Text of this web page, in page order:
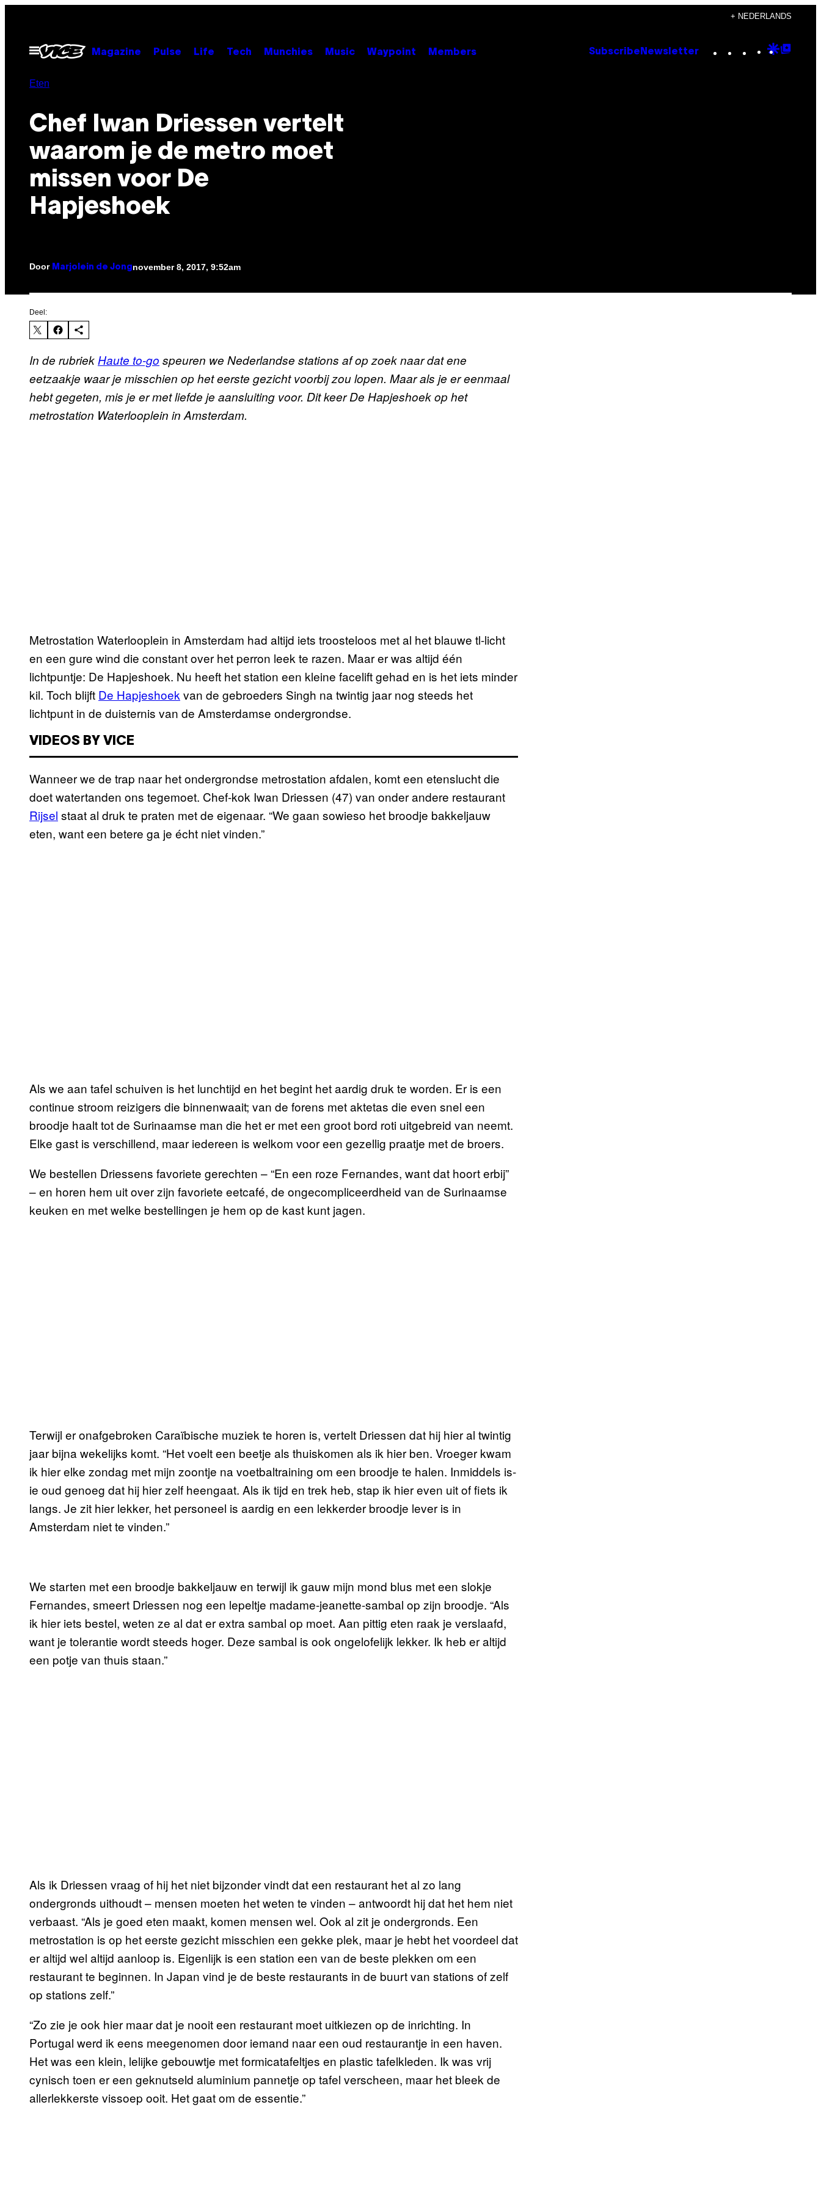
+ NEDERLANDS
Open
menu
Magazine Pulse Life Tech Munchies Music Waypoint Members Subscribe Newsletter Instagram
TikTok
YouTube
Google
Eten
Chef Iwan Driessen vertelt
waarom je de metro moet
missen voor De
Hapjeshoek
Door Marjolein de Jong november 8, 2017, 9:52am
Deel:
In de rubriekHaute to-go speuren we Nederlandse stations af op zoek naar dat ene
eetzaakje waar je misschien op het eerste gezicht voorbij zou lopen. Maar als je er eenmaal
hebt gegeten, mis je er met liefde je aansluiting voor. Dit keer De Hapjeshoek op het
metrostation Waterlooplein in Amsterdam.
Metrostation Waterlooplein in Amsterdam had altijd iets troosteloos met al het blauwe tl-licht
en een gure wind die constant over het perron leek te razen. Maar er was altijd één
lichtpuntje: De Hapjeshoek. Nu heeft het station een kleine facelift gehad en is het iets minder
kil. Toch blijft De Hapjeshoek van de gebroeders Singh na twintig jaar nog steeds het
lichtpunt in de duisternis van de Amsterdamse ondergrondse.
VIDEOS BY VICE
Wanneer we de trap naar het ondergrondse metrostation afdalen, komt een etenslucht die
doet watertanden ons tegemoet. Chef-kok Iwan Driessen (47) van onder andere restaurant
Rijsel staat al druk te praten met de eigenaar. “We gaan sowieso het broodje bakkeljauw
eten, want een betere ga je écht niet vinden.”
Als we aan tafel schuiven is het lunchtijd en het begint het aardig druk te worden. Er is een
continue stroom reizigers die binnenwaait; van de forens met aktetas die even snel een
broodje haalt tot de Surinaamse man die het er met een groot bord roti uitgebreid van neemt.
Elke gast is verschillend, maar iedereen is welkom voor een gezellig praatje met de broers.
We bestellen Driessens favoriete gerechten – “En een roze Fernandes, want dat hoort erbij”
– en horen hem uit over zijn favoriete eetcafé, de ongecompliceerdheid van de Surinaamse
keuken en met welke bestellingen je hem op de kast kunt jagen.
Terwijl er onafgebroken Caraïbische muziek te horen is, vertelt Driessen dat hij hier al twintig
jaar bijna wekelijks komt. “Het voelt een beetje als thuiskomen als ik hier ben. Vroeger kwam
ik hier elke zondag met mijn zoontje na voetbaltraining om een broodje te halen. Inmiddels is-
ie oud genoeg dat hij hier zelf heengaat. Als ik tijd en trek heb, stap ik hier even uit of fiets ik
langs. Je zit hier lekker, het personeel is aardig en een lekkerder broodje lever is in
Amsterdam niet te vinden.”
We starten met een broodje bakkeljauw en terwijl ik gauw mijn mond blus met een slokje
Fernandes, smeert Driessen nog een lepeltje madame-jeanette-sambal op zijn broodje. “Als
ik hier iets bestel, weten ze al dat er extra sambal op moet. Aan pittig eten raak je verslaafd,
want je tolerantie wordt steeds hoger. Deze sambal is ook ongelofelijk lekker. Ik heb er altijd
een potje van thuis staan.”
Als ik Driessen vraag of hij het niet bijzonder vindt dat een restaurant het al zo lang
ondergronds uithoudt – mensen moeten het weten te vinden – antwoordt hij dat het hem niet
verbaast. “Als je goed eten maakt, komen mensen wel. Ook al zit je ondergronds. Een
metrostation is op het eerste gezicht misschien een gekke plek, maar je hebt het voordeel dat
er altijd wel altijd aanloop is. Eigenlijk is een station een van de beste plekken om een
restaurant te beginnen. In Japan vind je de beste restaurants in de buurt van stations of zelf
op stations zelf.”
“Zo zie je ook hier maar dat je nooit een restaurant moet uitkiezen op de inrichting. In
Portugal werd ik eens meegenomen door iemand naar een oud restaurantje in een haven.
Het was een klein, lelijke gebouwtje met formicatafeltjes en plastic tafelkleden. Ik was vrij
cynisch toen er een geknutseld aluminium pannetje op tafel verscheen, maar het bleek de
allerlekkerste vissoep ooit. Het gaat om de essentie.”